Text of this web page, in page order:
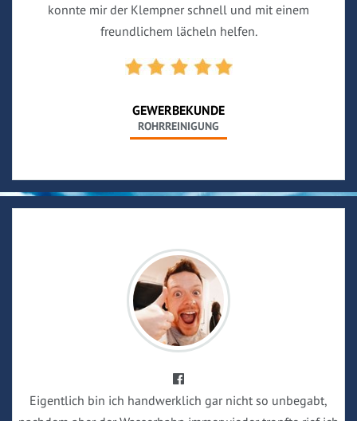
konnte mir der Klempner schnell und mit einem
freundlichem lächeln helfen.
GEWERBEKUNDE
ROHRREINIGUNG
Eigentlich bin ich handwerklich gar nicht so unbegabt,